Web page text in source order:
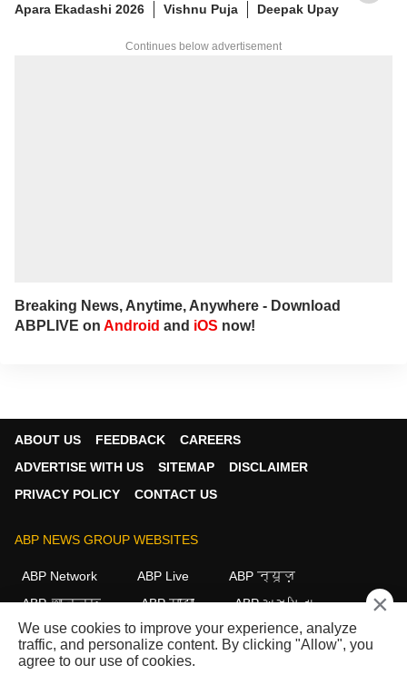
రైటర్‌గా సేవలు అందించారు. జర్నలిజంలో
నెట్‌వర్క్ (ABP Network)కు చెందిన తెలుగు
Apara Ekadashi 2026
Vishnu Puja Deepak Upay
Continues below advertisement
Breaking News, Anytime, Anywhere - Download
ABPLIVE on Android and iOS now!
ABOUT US FEEDBACK
CAREERS
ADVERTISE WITH US
SITEMAP
DISCLAIMER
PRIVACY POLICY
CONTACT US
ABP NEWS GROUP WEBSITES
ABP Network ABP Live
ABP न्यूज़
ABP আনন্দ
ABP माझा
ABP અસ્મિતા
ABP Ganga
ABP ਸਾਂਝਾ ABP நாடு ABP దేశం
FOLLOW US
×
We use cookies to improve your experience, analyze
traffic, and personalize content. By clicking "Allow", you
agree to our use of cookies.